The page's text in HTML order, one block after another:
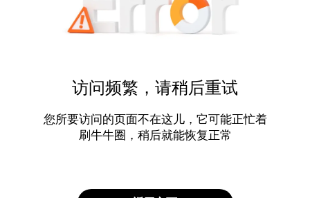
访问频繁，请稍后重试
您所要访问的页面不在这儿，它可能正忙着
刷牛牛圈，稍后就能恢复正常